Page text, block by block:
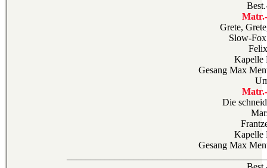
Grete,
Slow-
Kapelle
Gesang Max
Die
Kapelle
Gesang Max